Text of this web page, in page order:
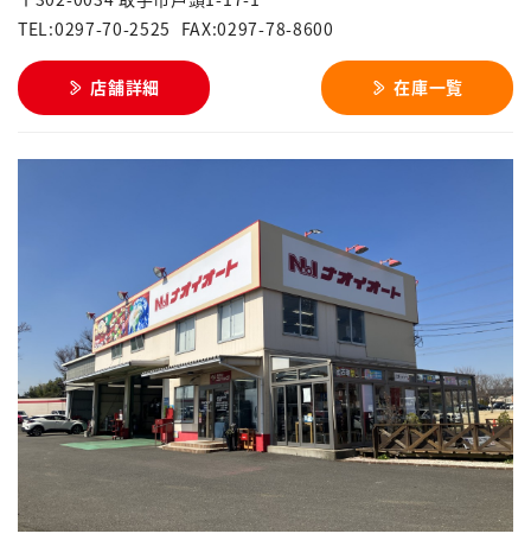
TEL:0297-70-2525 FAX:0297-78-8600
店舗詳細 在庫一覧